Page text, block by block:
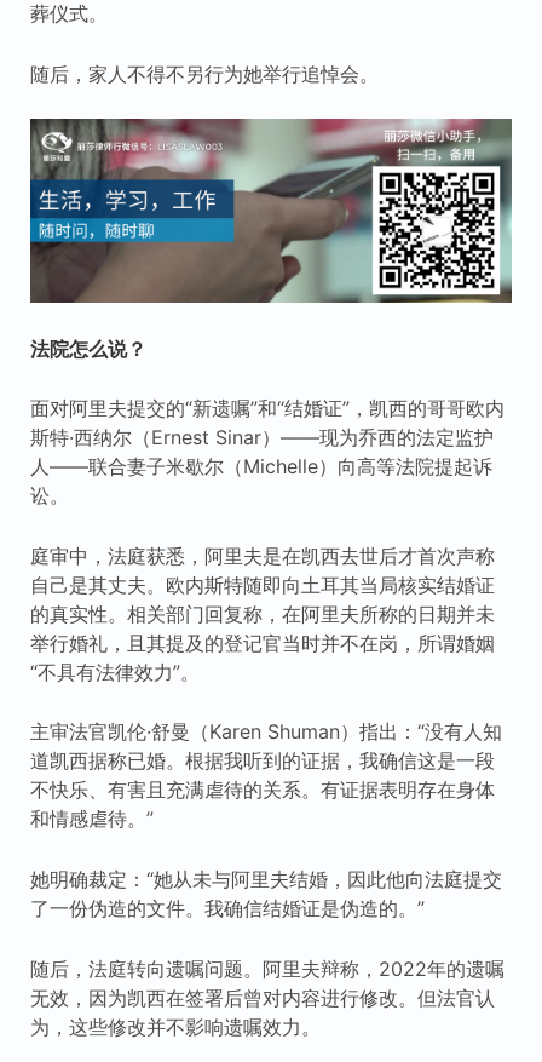
葬仪式。
随后，家人不得不另行为她举行追悼会。
法院怎么说？
面对阿里夫提交的“新遗嘱”和“结婚证”，凯西的哥哥欧内
斯特·西纳尔（Ernest Sinar）——现为乔西的法定监护
人——联合妻子米歇尔（Michelle）向高等法院提起诉
讼。
庭审中，法庭获悉，阿里夫是在凯西去世后才首次声称
自己是其丈夫。欧内斯特随即向土耳其当局核实结婚证
的真实性。相关部门回复称，在阿里夫所称的日期并未
举行婚礼，且其提及的登记官当时并不在岗，所谓婚姻
“不具有法律效力”。
主审法官凯伦·舒曼（Karen Shuman）指出：“没有人知
道凯西据称已婚。根据我听到的证据，我确信这是一段
不快乐、有害且充满虐待的关系。有证据表明存在身体
和情感虐待。”
她明确裁定：“她从未与阿里夫结婚，因此他向法庭提交
了一份伪造的文件。我确信结婚证是伪造的。”
随后，法庭转向遗嘱问题。阿里夫辩称，2022年的遗嘱
无效，因为凯西在签署后曾对内容进行修改。但法官认
为，这些修改并不影响遗嘱效力。